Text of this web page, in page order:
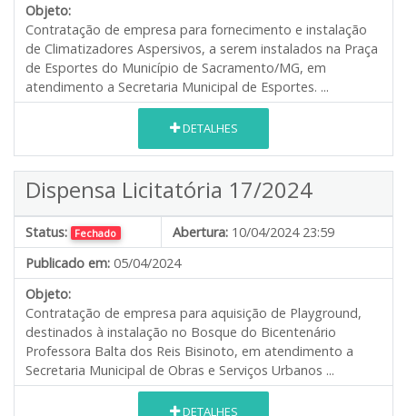
Objeto:
Contratação de empresa para fornecimento e instalação
de Climatizadores Aspersivos, a serem instalados na Praça
de Esportes do Município de Sacramento/MG, em
atendimento a Secretaria Municipal de Esportes. ...
DETALHES
Dispensa Licitatória 17/2024
Status: Fechado Abertura: 10/04/2024 23:59
Publicado em: 05/04/2024
Objeto:
Contratação de empresa para aquisição de Playground,
destinados à instalação no Bosque do Bicentenário
Professora Balta dos Reis Bisinoto, em atendimento a
Secretaria Municipal de Obras e Serviços Urbanos ...
DETALHES